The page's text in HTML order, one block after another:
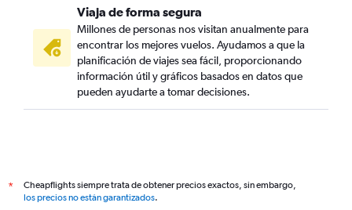
Viaja de forma segura
Millones de personas nos visitan anualmente para
encontrar los mejores vuelos. Ayudamos a que la
planificación de viajes sea fácil, proporcionando
información útil y gráficos basados en datos que
pueden ayudarte a tomar decisiones.
*
Cheapflights siempre trata de obtener precios exactos, sin embargo,
los precios no están garantizados.